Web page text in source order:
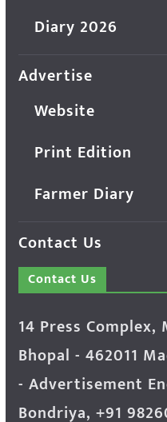
Diary 2026
Advertise
Website
Print Edition
Farmer Diary
Contact Us
Contact Us
14 Press Complex,
Bhopal - 462011
- Advertisement
Bondriya, +91